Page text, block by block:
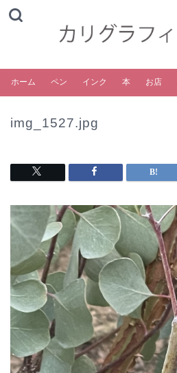
ホーム ペン インク 本 お店
img_1527.jpg